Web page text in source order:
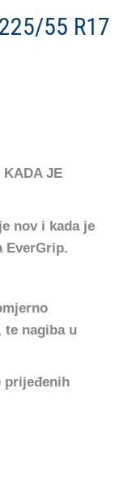
55 R17
KADA JE
nov i kada je
EverGrip.
te nagiba u
prijeđenih